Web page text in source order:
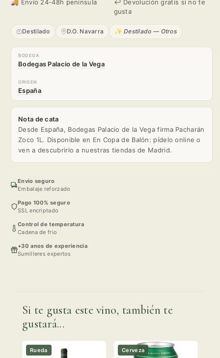
🚚 Envío 24-48h península
↩️ Devolución gratis si no te
gusta
Destilado D.O. Navarra ✨ Destilado — Otros
BODEGA
Bodegas Palacio de la Vega
ORIGEN
España
Nota de cata
Desde España, Bodegas Palacio de la Vega firma Pacharán
Zoco 1L. Disponible en En Copa de Balón: pídelo online o
ven a descubrirlo a nuestras tiendas de Madrid.
Envio seguro
Embalaje reforzado
Pago 100% seguro
SSL encriptado
Control de temperatura
Cadena de frio
+30 anos de experiencia
Sumilleres expertos
Si te gusta este vino, también te
gustará...
Rueda Cerveza